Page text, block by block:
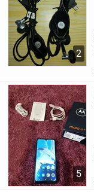
2
5